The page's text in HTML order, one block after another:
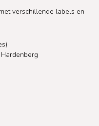
verschillende labels en